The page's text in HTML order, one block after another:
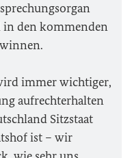
den kommenden
immer wichtiger,
aufrechterhalten
Sitzstaat
ist – wir